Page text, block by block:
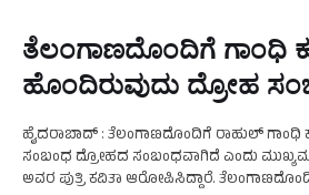
ತೆಲಂಗಾಣದೊಂದಿಗೆ ಗಾಂಧಿ
ಹೊಂದಿರುವುದು ದ್ರೋಹ
ಹೈದರಾಬಾದ್ : ತೆಲಂಗಾಣದೊಂದಿಗೆ ರಾಹುಲ್‍ ಗಾಂಧಿ
ಸಂಬಂಧ ದ್ರೋಹದ ಸಂಬಂಧವಾಗಿದೆ ಎಂದು
ಅವರ ಪುತ್ರಿ ಕವಿತಾ ಆರೋಪಿಸಿದ್ದಾರೆ.